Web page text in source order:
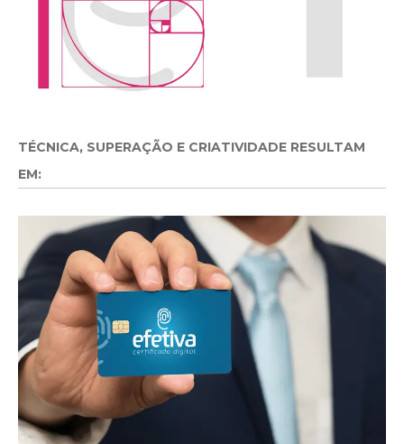
TÉCNICA, SUPERAÇÃO E CRIATIVIDADE RESULTAM
EM: